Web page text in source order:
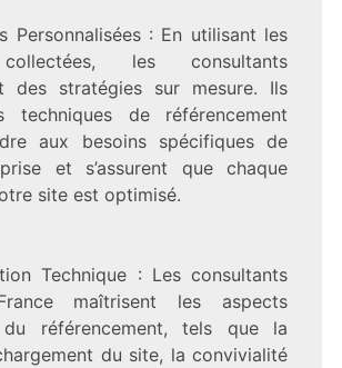
Personnalisées : En utilisant les
les consultants
des stratégies sur mesure. Ils
techniques de référencement
aux besoins spécifiques de
et s’assurent que chaque
site est optimisé.
Technique : Les consultants
maîtrisent les aspects
du référencement, tels que la
du site, la convivialité